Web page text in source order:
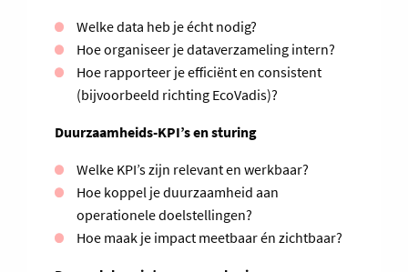
Welke data heb je écht nodig?
Hoe organiseer je dataverzameling intern?
Hoe rapporteer je efficiënt en consistent
(bijvoorbeeld richting EcoVadis)?
Duurzaamheids-KPI’s en sturing
Welke KPI’s zijn relevant en werkbaar?
Hoe koppel je duurzaamheid aan
operationele doelstellingen?
Hoe maak je impact meetbaar én zichtbaar?